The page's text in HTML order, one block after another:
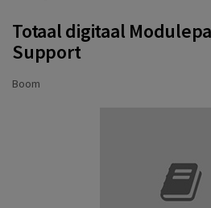
Totaal digitaal
Support
Boom